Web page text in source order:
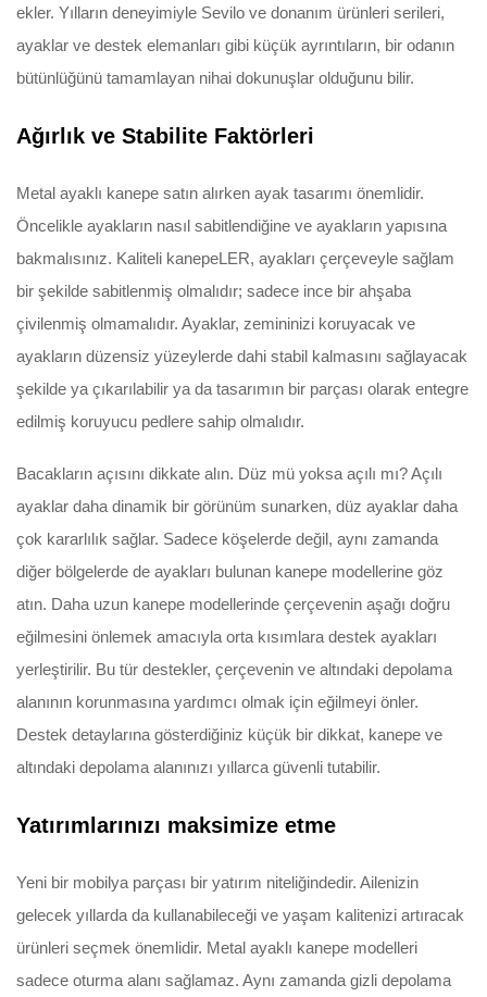
ekler. Yılların deneyimiyle Sevilo ve donanım ürünleri serileri,
ayaklar ve destek elemanları gibi küçük ayrıntıların, bir odanın
bütünlüğünü tamamlayan nihai dokunuşlar olduğunu bilir.
Ağırlık ve Stabilite Faktörleri
Metal ayaklı kanepe satın alırken ayak tasarımı önemlidir.
Öncelikle ayakların nasıl sabitlendiğine ve ayakların yapısına
bakmalısınız. Kaliteli kanepeLER, ayakları çerçeveyle sağlam
bir şekilde sabitlenmiş olmalıdır; sadece ince bir ahşaba
çivilenmiş olmamalıdır. Ayaklar, zemininizi koruyacak ve
ayakların düzensiz yüzeylerde dahi stabil kalmasını sağlayacak
şekilde ya çıkarılabilir ya da tasarımın bir parçası olarak entegre
edilmiş koruyucu pedlere sahip olmalıdır.
Bacakların açısını dikkate alın. Düz mü yoksa açılı mı? Açılı
ayaklar daha dinamik bir görünüm sunarken, düz ayaklar daha
çok kararlılık sağlar. Sadece köşelerde değil, aynı zamanda
diğer bölgelerde de ayakları bulunan kanepe modellerine göz
atın. Daha uzun kanepe modellerinde çerçevenin aşağı doğru
eğilmesini önlemek amacıyla orta kısımlara destek ayakları
yerleştirilir. Bu tür destekler, çerçevenin ve altındaki depolama
alanının korunmasına yardımcı olmak için eğilmeyi önler.
Destek detaylarına gösterdiğiniz küçük bir dikkat, kanepe ve
altındaki depolama alanınızı yıllarca güvenli tutabilir.
Yatırımlarınızı maksimize etme
Yeni bir mobilya parçası bir yatırım niteliğindedir. Ailenizin
gelecek yıllarda da kullanabileceği ve yaşam kalitenizi artıracak
ürünleri seçmek önemlidir. Metal ayaklı kanepe modelleri
sadece oturma alanı sağlamaz. Aynı zamanda gizli depolama